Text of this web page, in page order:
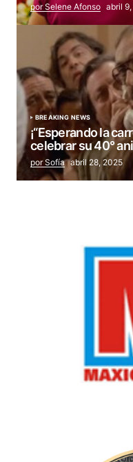
por Selene Afonso abril
BREAKING NEWS
¡“Esperando la
celebrar su 40°
por Sofía abril 28, 2025